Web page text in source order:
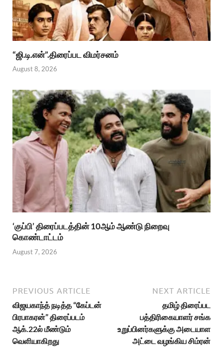
“ஜி.டி.என்”.திரைப்பட விமர்சனம்
August 8, 2026
‘குப்பி’ திரைப்படத்தின் 10ஆம் ஆண்டு நிறைவு
கொண்டாட்டம்
August 7, 2026
PREVIOUS ARTICLE
விஜயகாந்த் நடித்த “கேப்டன்
பிரபாகரன்” திரைப்படம்
ஆக்.22ல் மீண்டும்
வெளியாகிறது
NEXT ARTICLE
தமிழ் திரைப்பட
பத்திரிகையாளர் சங்க
உறுப்பினர்களுக்கு அடையாள
அட்டை வழங்கிய சிம்ரன்